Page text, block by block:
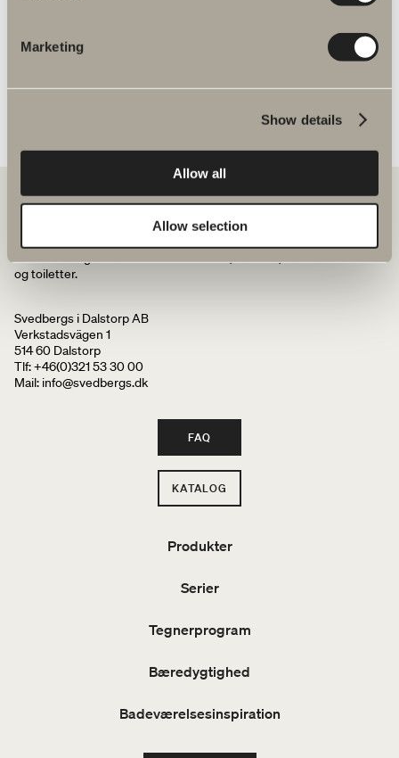
Marketing
Show details
Allow all
Allow selection
Hos os finder du alt til hele badeværelset. Fra badeværelsesmøbler,
og toiletter.
Svedbergs i Dalstorp AB
Verkstadsvägen 1
514 60 Dalstorp
Tlf: +46(0)321 53 30 00
Mail: info@svedbergs.dk
FAQ
KATALOG
Produkter
Serier
Tegnerprogram
Bæredygtighed
Badeværelsesinspiration